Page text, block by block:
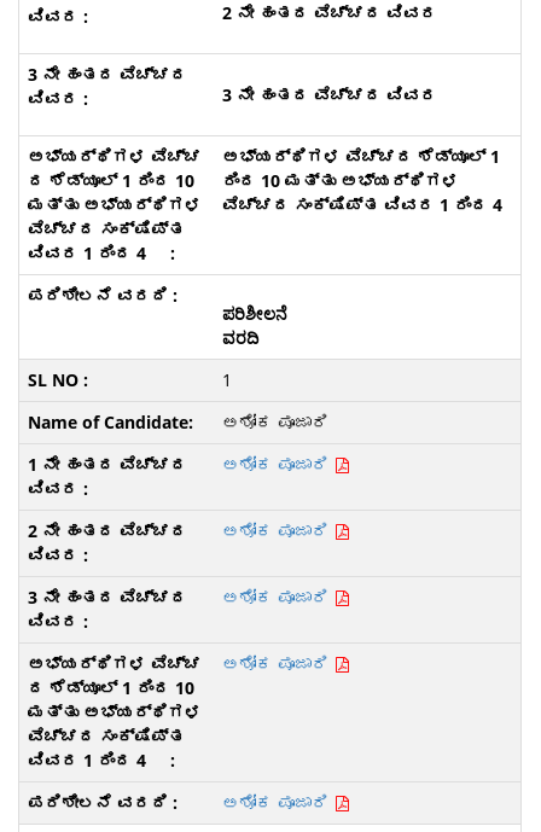
2 ನೇ ಹಂತದ ವೆಚ್ಚದ ವಿವರ
3 ನೇ ಹಂತದ ವೆಚ್ಚದ ವಿವರ
ಅಭ್ಯರ್ಥಿಗಳ ವೆಚ್ಚದ ಶೆಡ್ಯೂಲ್ 1
ರಿಂದ 10 ಮತ್ತು ಅಭ್ಯರ್ಥಿಗಳ
ವೆಚ್ಚದ ಸಂಕ್ಷಿಪ್ತ ವಿವರ 1 ರಿಂದ 4
ಪರಿಶೀಲನೆ
ವರದಿ
1
ಅಶೋಕ ಪೂಜಾರಿ
ಅಶೋಕ ಪೂಜಾರಿ
ಅಶೋಕ ಪೂಜಾರಿ
ಅಶೋಕ ಪೂಜಾರಿ
ಅಶೋಕ ಪೂಜಾರಿ
ಅಶೋಕ ಪೂಜಾರಿ